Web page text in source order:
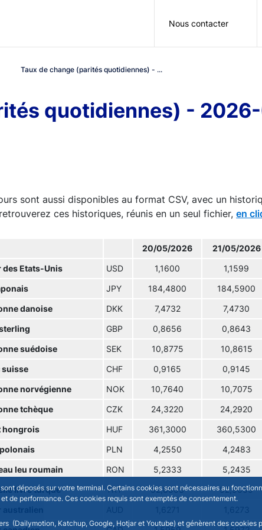
déposés sur votre terminal. Certains cookies sont nécessaires au
de performance. Ces cookies requis sont exemptés de consentement.
(Dailymotion, Katchup, Google, Hotjar et Youtube) et génèrent des cookies
Nous contacter
Taux de change (parités quotidiennes) - ...
quotidiennes) -
sont aussi disponibles au format CSV, avec un
ces historiques, réunis en un seul fichier, en
20/05/2026 21/05/2026
des Etats-Unis USD 1,1600 1,1599
JPY 184,4800 184,5900
danoise DKK 7,4732 7,4730
GBP 0,8656 0,8643
suédoise SEK 10,8775 10,8615
suisse CHF 0,9165 0,9145
norvégienne NOK 10,7640 10,7075
tchèque CZK 24,3220 24,2920
hongrois HUF 361,3000 360,5300
PLN 4,2550 4,2483
leu roumain RON 5,2333 5,2435
livre turque TRY 52,8803 52,9055